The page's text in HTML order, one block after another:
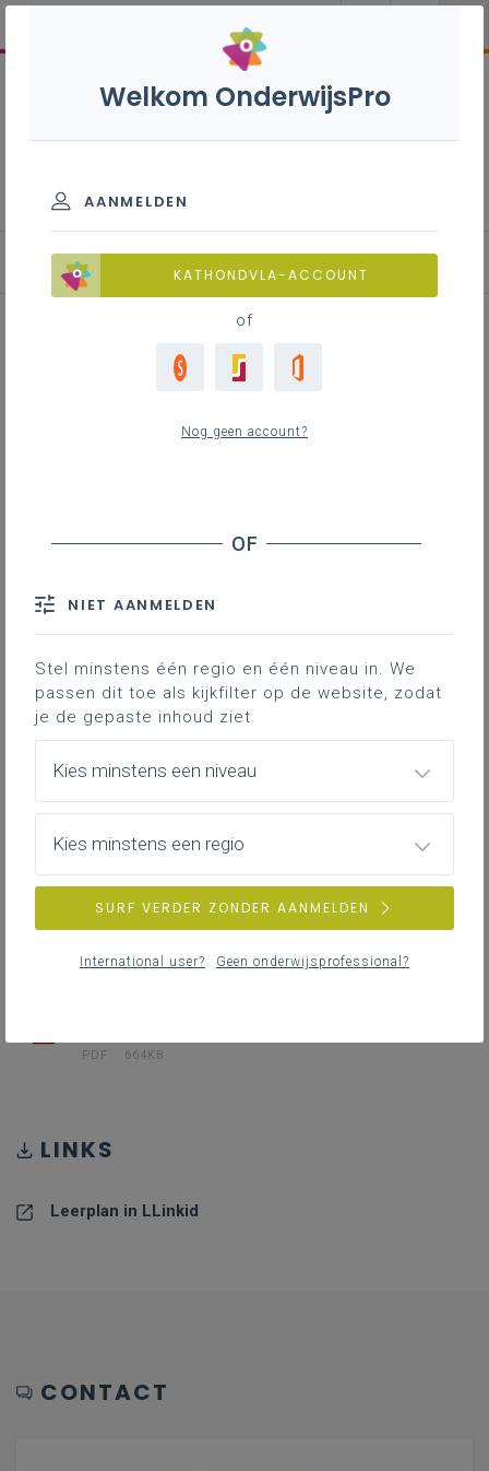
Leerplan
Hieronder vind je de definitieve en
volledig afgewerkte versie van het
leerplan in Word; enkel deze versie
is geldig voor de volledige 2de
graad vanaf 1 september 2024.
DOWNLOADS
WORD 316KB
PDF 664KB
LINKS
Leerplan in LLinkid
CONTACT
Welkom OnderwijsPro
AANMELDEN
KATHONDVLA-ACCOUNT
of
Nog geen account?
NIET AANMELDEN
Stel minstens één regio en één niveau in. We
passen dit toe als kijkfilter op de website, zodat
je de gepaste inhoud ziet.
Kies minstens een niveau
Kies minstens een regio
SURF VERDER ZONDER AANMELDEN
International user? Geen onderwijsprofessional?